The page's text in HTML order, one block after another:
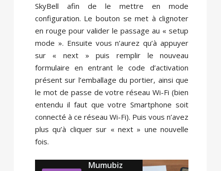
SkyBell afin de le mettre en mode
configuration. Le bouton se met à clignoter
en rouge pour valider le passage au « setup
mode ». Ensuite vous n’aurez qu’à appuyer
sur « next » puis remplir le nouveau
formulaire en entrant le code d’activation
présent sur l’emballage du portier, ainsi que
le mot de passe de votre réseau Wi-Fi (bien
entendu il faut que votre Smartphone soit
connecté à ce réseau Wi-Fi). Puis vous n’avez
plus qu’à cliquer sur « next » une nouvelle
fois.
Mumubiz